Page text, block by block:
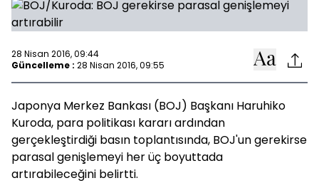
28 Nisan 2016, 09:44
Güncelleme : 28 Nisan 2016, 09:55
Japonya Merkez Bankası (BOJ) Başkanı Haruhiko
Kuroda, para politikası kararı ardından
gerçekleştirdiği basın toplantısında, BOJ'un gerekirse
parasal genişlemeyi her üç boyuttada
artırabileceğini belirtti.